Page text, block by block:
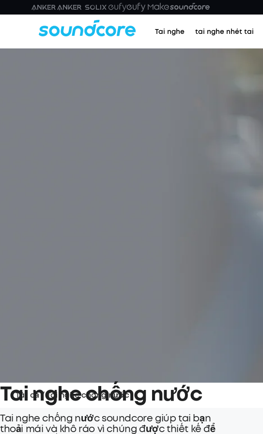
Tai nghe tai nghe nhét tai
Tai nghe chống nước
Tai nghe chống nước soundcore giúp tai bạn
thoải mái và khô ráo vì chúng được thiết kế để
Tất cả /Tai nghe chống nước